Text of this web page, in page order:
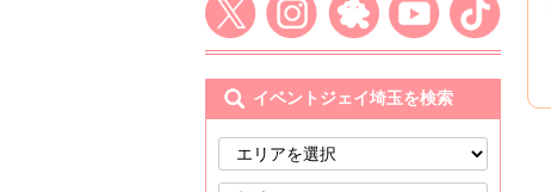
イベントジェイ埼玉を検索